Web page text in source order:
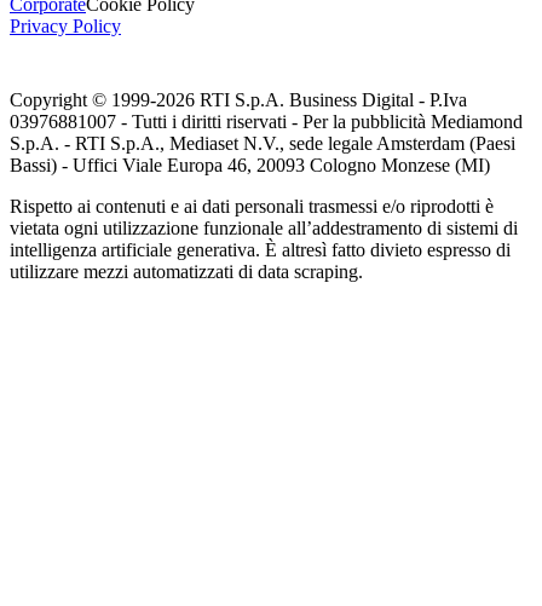
CorporateCookie Policy
Privacy Policy
Copyright © 1999-2026 RTI S.p.A. Business Digital - P.Iva
03976881007 - Tutti i diritti riservati - Per la pubblicità Mediamond
S.p.A. - RTI S.p.A., Mediaset N.V., sede legale Amsterdam (Paesi
Bassi) - Uffici Viale Europa 46, 20093 Cologno Monzese (MI)
Rispetto ai contenuti e ai dati personali trasmessi e/o riprodotti è
vietata ogni utilizzazione funzionale all’addestramento di sistemi di
intelligenza artificiale generativa. È altresì fatto divieto espresso di
utilizzare mezzi automatizzati di data scraping.